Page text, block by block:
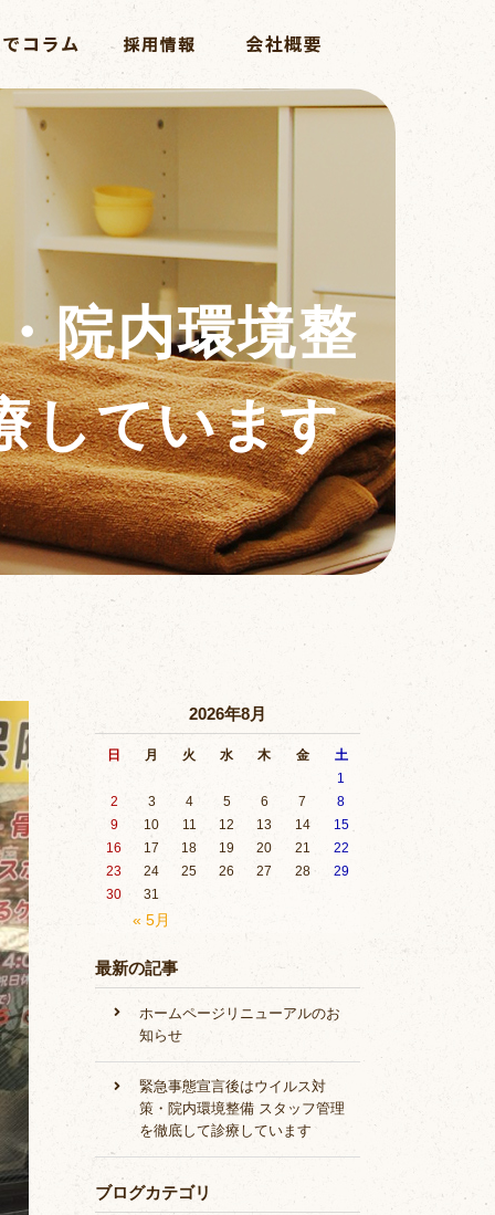
院内環境整
しています
2026年8月
日 月 火 水 木 金 土
« 5月
1
2
3 4 5 6 7
8
9
10 11 12 13 14
15
16
17 18 19 20 21
22
23
24 25 26 27 28
29
30
31
最新の記事
ホームページリニューアルのお
知らせ
緊急事態宣言後はウイルス対
策・院内環境整備 スタッフ管理
を徹底して診療しています
ブログカテゴリ